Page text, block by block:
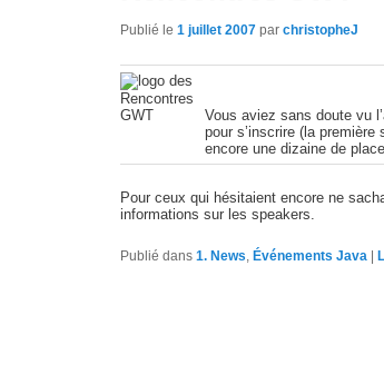
Publié le 1 juillet 2007 par christopheJ
Vous aviez sans doute vu
pour s’inscrire (la
encore une dizaine de
Pour ceux qui hésitaient encore ne
informations sur les speakers.
Publié dans 1. News, Événements Java